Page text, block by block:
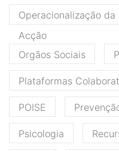
Operacionalização da
Acção
Orgãos Sociais
Plataformas
POISE
Psicologia